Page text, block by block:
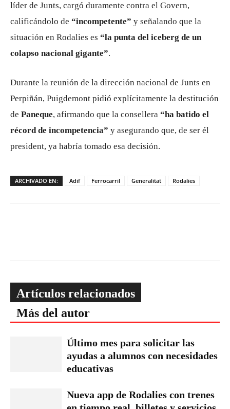
líder de Junts, cargó duramente contra el Govern,
calificándolo de “incompetente” y señalando que la
situación en Rodalies es “la punta del iceberg de un
colapso nacional gigante”.
Durante la reunión de la dirección nacional de Junts en
Perpiñán, Puigdemont pidió explícitamente la destitución
de Paneque, afirmando que la consellera “ha batido el
récord de incompetencia” y asegurando que, de ser él
president, ya habría tomado esa decisión.
ARCHIVADO EN: Adif Ferrocarril Generalitat Rodalies
Artículos relacionados
Más del autor
Último mes para solicitar las
ayudas a alumnos con necesidades
educativas
Nueva app de Rodalies con trenes